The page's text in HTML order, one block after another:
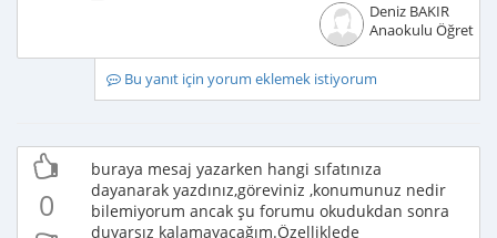
Deniz BAKIR
Anaokulu
Bu yanıt için yorum eklemek istiyorum
0
buraya mesaj yazarken hangi sıfatınıza
dayanarak yazdınız,göreviniz ,konumunuz nedir
bilemiyorum ancak şu forumu okudukdan sonra
duyarsız kalamayacağım.Özelliklede